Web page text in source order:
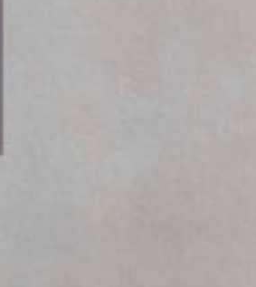
det gäller möjligheten för svenska
Detta gör det svenska systemet
Detta leder till att många rederier
kostnadsstrukturer.
beredskap, som står högt på
skatteintäkter, vilket är förvånande,
kunna nyttja det sjöfartsstöd som
på svenska avtal och främja
att inte uppnå de